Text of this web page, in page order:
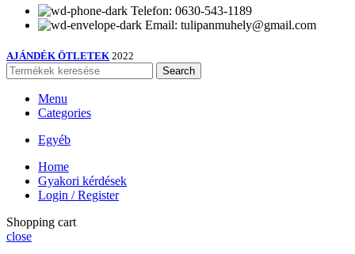
Telefon: 0630-543-1189
Email: tulipanmuhely@gmail.com
AJÁNDÉK ÖTLETEK 2022
Search
Menu
Categories
Egyéb
Home
Gyakori kérdések
Login / Register
Shopping cart
close